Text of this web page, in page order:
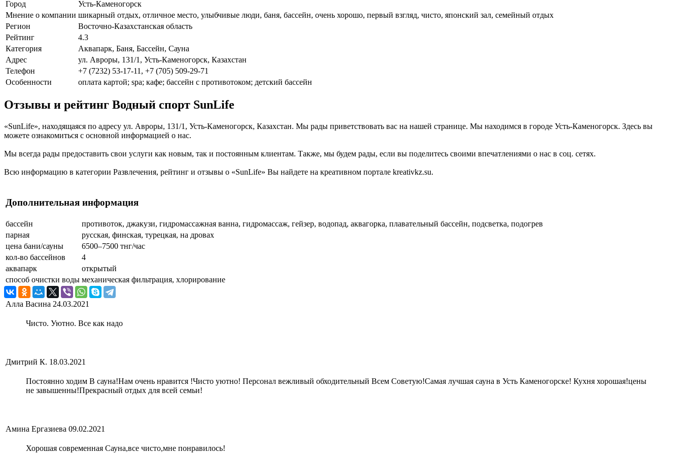
Город
Усть-Каменогорск
Мнение о компании шикарный отдых, отличное место, улыбчивые люди, баня, бассейн, очень хорошо, первый взгляд, чисто, японский зал, семейный отдых
Регион
Восточно-Казахстанская область
Рейтинг
4.3
Категория
Аквапарк, Баня, Бассейн, Сауна
Адрес
ул. Авроры, 131/1, Усть-Каменогорск, Казахстан
Телефон
+7 (7232) 53-17-11, +7 (705) 509-29-71
Особенности
оплата картой; spa; кафе; бассейн с противотоком; детский бассейн
Отзывы и рейтинг Водный спорт SunLife
«SunLife», находящаяся по адресу ул. Авроры, 131/1, Усть-Каменогорск, Казахстан. Мы рады приветствовать вас на нашей странице. Мы находимся в городе Усть-Каменогорск. Здесь вы
можете ознакомиться с основной информацией о нас.
Мы всегда рады предоставить свои услуги как новым, так и постоянным клиентам. Также, мы будем рады, если вы поделитесь своими впечатлениями о нас в соц. сетях.
Всю информацию в категории Развлечения, рейтинг и отзывы о «SunLife» Вы найдете на креативном портале kreativkz.su.
Дополнительная информация
бассейн
противоток, джакузи, гидромассажная ванна, гидромассаж, гейзер, водопад, аквагорка, плавательный бассейн, подсветка, подогрев
парная
русская, финская, турецкая, на дровах
цена бани/сауны
6500–7500 тнг/час
кол-во бассейнов
4
аквапарк
открытый
способ очистки воды механическая фильтрация, хлорирование
Алла Васина 24.03.2021
Чисто. Уютно. Все как надо
Дмитрий К. 18.03.2021
Постоянно ходим В сауна!Нам очень нравится !Чисто уютно! Персонал вежливый обходительный Всем Советую!Самая лучшая сауна в Усть Каменогорске! Кухня хорошая!цены
не завышенны!Прекрасный отдых для всей семьи!
Амина Ергазиева 09.02.2021
Хорошая современная Сауна,все чисто,мне понравилось!